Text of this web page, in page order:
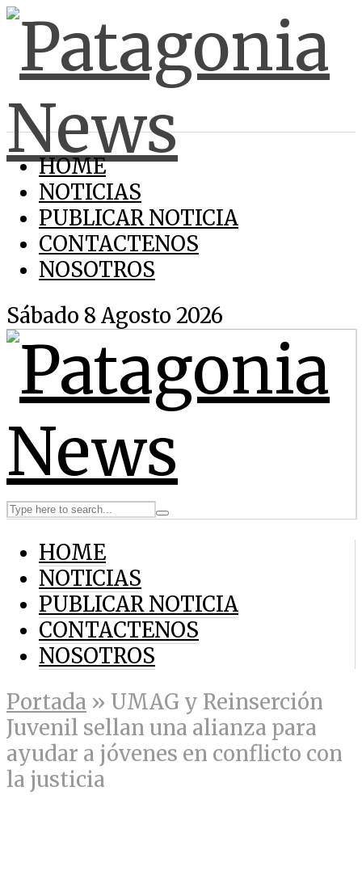
HOME
NOTICIAS
PUBLICAR NOTICIA
CONTACTENOS
NOSOTROS
Sábado 8 Agosto 2026
HOME
NOTICIAS
PUBLICAR NOTICIA
CONTACTENOS
NOSOTROS
Portada » UMAG y Reinserción
Juvenil sellan una alianza para
ayudar a jóvenes en conflicto con
la justicia